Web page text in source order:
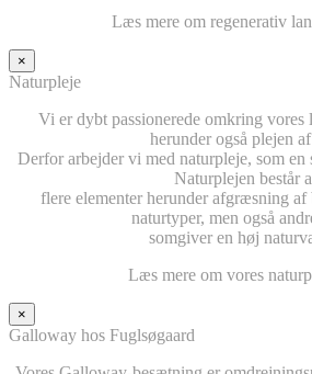
Læs mere om regenerativ
×
Naturpleje
Vi er dybt passionerede omkring vores
herunder også plejen
Derfor arbejder vi med naturpleje, som en
Naturplejen består
flere elementer herunder afgræsning af
naturtyper, men også
somgiver en høj
Læs mere om vores
×
Galloway hos Fuglsøgaard